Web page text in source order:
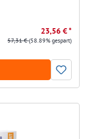
23,56 € *
57,31 €(58.89% gespart)